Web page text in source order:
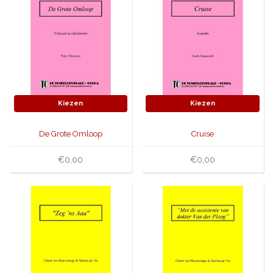
Kiezen
De Grote Omloop
€0,00
Kiezen
Cruise
€0,00